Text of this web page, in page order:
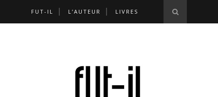
FUT-IL L’AUTEUR LIVRES